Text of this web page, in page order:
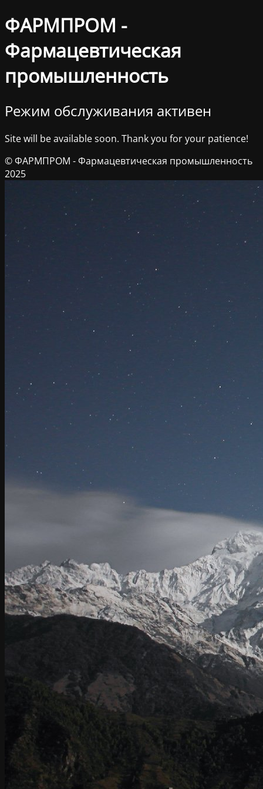
ФАРМПРОМ -
Фармацевтическая
промышленность
Режим обслуживания активен
Site will be available soon. Thank you for your patience!
© ФАРМПРОМ - Фармацевтическая промышленность
2025